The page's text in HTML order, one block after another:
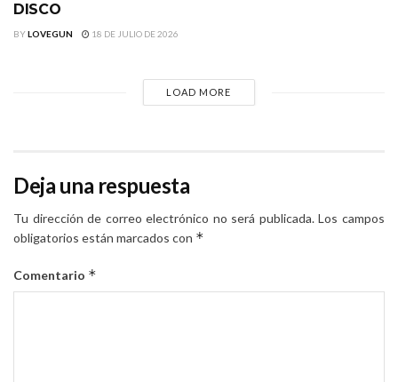
DISCO
BYLOVEGUN 18 DE JULIO DE 2026
LOAD MORE
Deja una respuesta
Tu dirección de correo electrónico no será publicada. Los campos
obligatorios están marcados con *
Comentario *